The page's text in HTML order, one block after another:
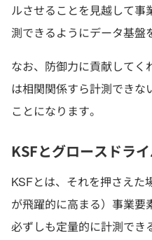
ルさせることを見越して事
測できるようにデータ基盤
なお、防御力に貢献してく
は相関関係すら計測できな
ことになります。
KSFとグロースドラ
KSFとは、それを押さえた
が飛躍的に高まる）事業要
必ずしも定量的に計測でき